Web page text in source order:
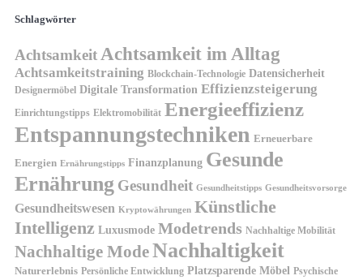
Schlagwörter
AchtsamkeitAchtsamkeit im Alltag
Achtsamkeitstraining Blockchain-Technologie Datensicherheit
Designermöbel Digitale Transformation Effizienzsteigerung
Einrichtungstipps Elektromobilität Energieeffizienz
Entspannungstechniken Erneuerbare
Energien Ernährungstipps Finanzplanung Gesunde
Ernährung Gesundheit Gesundheitstipps Gesundheitsvorsorge
Gesundheitswesen Kryptowährungen Künstliche
Intelligenz Luxusmode Modetrends Nachhaltige Mobilität
Nachhaltige ModeNachhaltigkeit
Naturerlebnis Persönliche Entwicklung Platzsparende Möbel Psychische